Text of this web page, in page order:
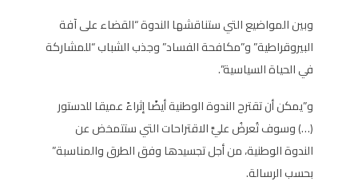
وبين المواضيع التي ستناقشها الندوة “القضاء على آفة
البيروقراطية” و”مكافحة الفساد” وجذب الشباب “للمشاركة
في الحياة السياسية”.
و”يمكن أن تقترح الندوة الوطنية أيضًا إثراءً عميقا للدستور
(…) وسوف تُعرضُ عليَّ الاقتراحات التي ستتمخض عن
الندوة الوطنية، من أجل تجسيدها وفق الطرق والمناسبة”
بحسب الرسالة.